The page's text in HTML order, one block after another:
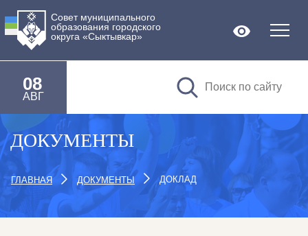
Совет муниципального
образования городского
округа «Сыктывкар»
08
АВГ
Версия
ДОКУМЕНТЫ
ГЛАВНАЯ ДОКУМЕНТЫ ДОКЛАД